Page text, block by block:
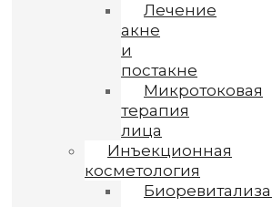
Лечение
акне
и
постакне
Микротоковая
терапия
лица
Инъекционная
косметология